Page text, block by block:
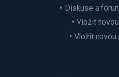
Diskuse a
Vložit
Vložit novou